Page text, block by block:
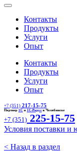
Контакты
Продукты
Услуги
Опыт
Контакты
Продукты
Услуги
Опыт
+7 (351) 217-15-75
Партнер 1С и 1С-Рарус в Челябинске
+7 (351) 225-15-75
Условия поставки и
< Назад в раздел